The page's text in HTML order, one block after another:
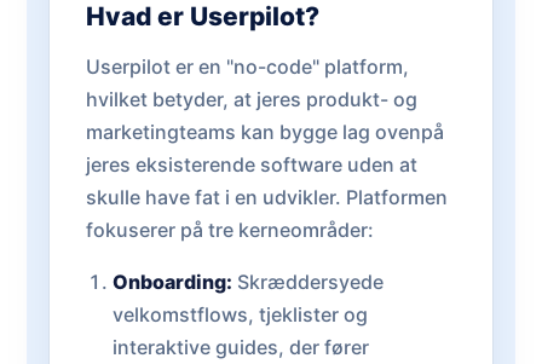
Hvad er Userpilot?
Userpilot er en "no-code" platform,
hvilket betyder, at jeres produkt- og
marketingteams kan bygge lag ovenpå
jeres eksisterende software uden at
skulle have fat i en udvikler. Platformen
fokuserer på tre kerneområder:
Onboarding: Skræddersyede
velkomstflows, tjeklister og
interaktive guides, der fører